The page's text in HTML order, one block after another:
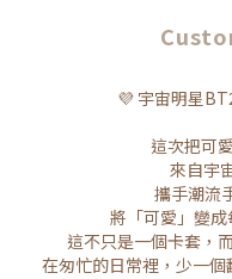
💜 宇宙明星
這次把可
來自宇
攜手潮流
將「可愛」變
這不只是一個卡套，
在匆忙的日常裡，少一